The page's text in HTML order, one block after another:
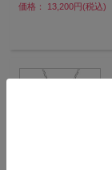
価格： 13,200円(税込)